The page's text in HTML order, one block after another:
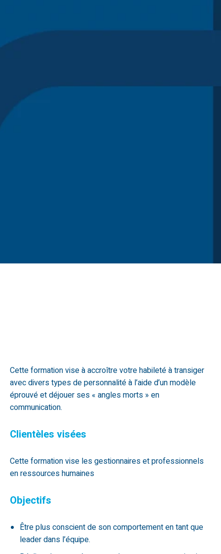
Cette formation vise à accroître votre habileté à transiger
avec divers types de personnalité à l’aide d’un modèle
éprouvé et déjouer ses « angles morts » en
communication.
Clientèles visées
Cette formation vise les gestionnaires et professionnels
en ressources humaines
Objectifs
Être plus conscient de son comportement en tant que
leader dans l’équipe.